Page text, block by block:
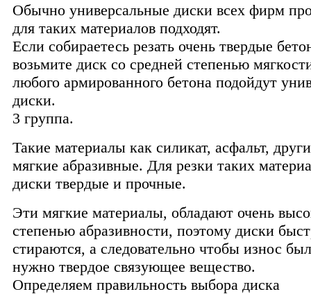
Обычно универсальные диски всех фирм
для таких материалов подходят.
Если собираетесь резать очень твердые
возьмите диск со средней степенью
любого армированного бетона подойдут
диски.
3 группа.
Такие материалы как силикат, асфальт,
мягкие абразивные. Для резки таких
диски твердые и прочные.
Эти мягкие материалы, обладают очень
степенью абразивности, поэтому диски
стираются, а следовательно чтобы износ
нужно твердое связующее вещество.
Определяем правильность выбора диска